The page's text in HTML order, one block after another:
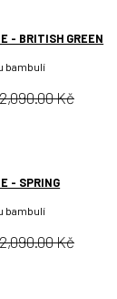
- BRITISH GREEN
bambulí
Původní
2,090.00 Kč
- SPRING
bambulí
Původní
2,090.00 Kč